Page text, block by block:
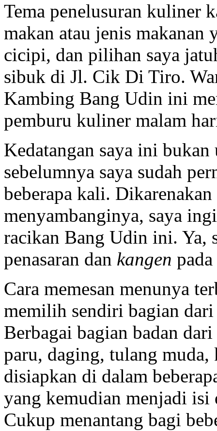
Tema penelusuran kuliner
makan atau jenis makanan
cicipi, dan pilihan saya
sibuk di Jl. Cik Di Tiro.
Kambing Bang Udin ini
pemburu kuliner malam
Kedatangan saya ini
sebelumnya saya sudah
beberapa kali.
menyambanginya, saya
racikan Bang Udin ini. Ya,
penasaran dan kangen
Cara memesan menunya
memilih sendiri bagian
Berbagai bagian badan
paru, daging, tulang
disiapkan di dalam
yang kemudian menjadi isi
Cukup menantang bagi